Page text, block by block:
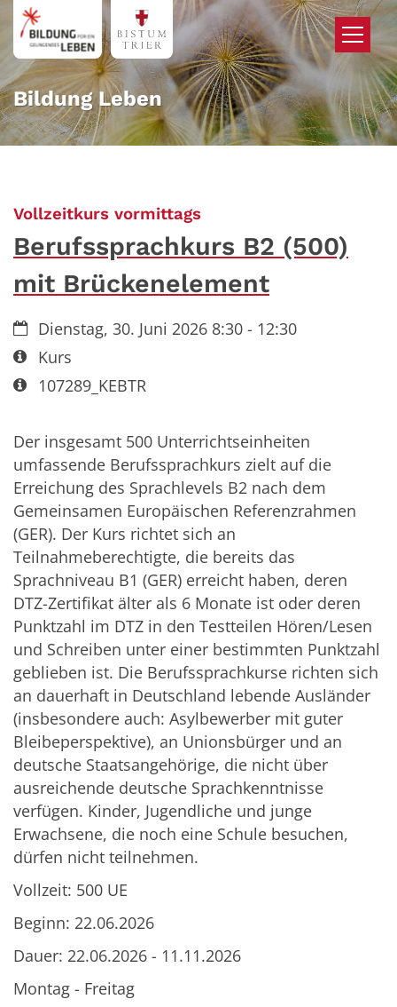
Zum Inhalt springen
Bildung Leben
Vollzeitkurs vormittags:
Berufssprachkurs B2 (500)
mit Brückenelement
Datum:Dienstag, 30. Juni 2026 8:30 - 12:30
Art bzw. Nummer:
Kurs
Art bzw. Nummer:
107289_KEBTR
Der insgesamt 500 Unterrichtseinheiten
umfassende Berufssprachkurs zielt auf die
Erreichung des Sprachlevels B2 nach dem
Gemeinsamen Europäischen Referenzrahmen
(GER). Der Kurs richtet sich an
Teilnahmeberechtigte, die bereits das
Sprachniveau B1 (GER) erreicht haben, deren
DTZ-Zertifikat älter als 6 Monate ist oder deren
Punktzahl im DTZ in den Testteilen Hören/Lesen
und Schreiben unter einer bestimmten Punktzahl
geblieben ist. Die Berufssprachkurse richten sich
an dauerhaft in Deutschland lebende Ausländer
(insbesondere auch: Asylbewerber mit guter
Bleibeperspektive), an Unionsbürger und an
deutsche Staatsangehörige, die nicht über
ausreichende deutsche Sprachkenntnisse
verfügen. Kinder, Jugendliche und junge
Erwachsene, die noch eine Schule besuchen,
dürfen nicht teilnehmen.
Vollzeit: 500 UE
Beginn: 22.06.2026
Dauer: 22.06.2026 - 11.11.2026
Montag - Freitag